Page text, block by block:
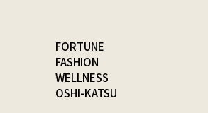
FORTUNE
FASHION
WELLNESS
OSHI-KATSU